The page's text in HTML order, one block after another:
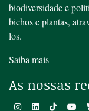
biodiversidade e
bichos e plantas,
los.
Saiba mais
As nossas